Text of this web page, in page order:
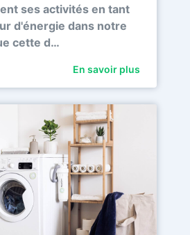
ses activités en tant
d'énergie dans notre
cette d…
En savoir plus